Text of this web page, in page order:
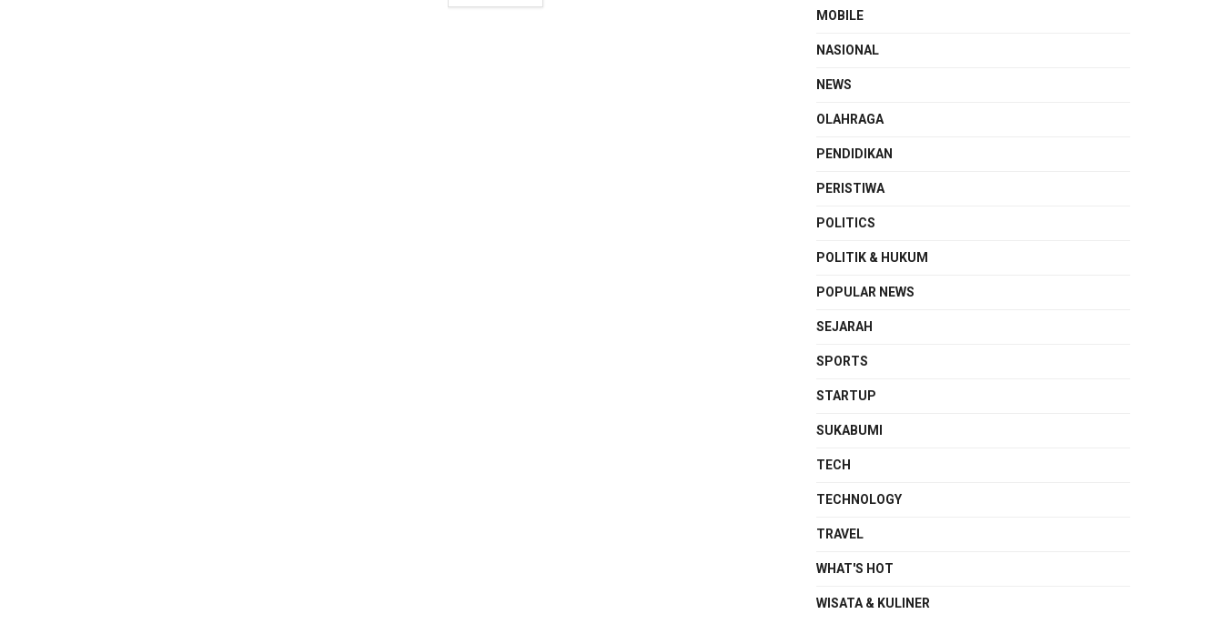
MOBILE
NASIONAL
NEWS
OLAHRAGA
PENDIDIKAN
PERISTIWA
POLITICS
POLITIK & HUKUM
POPULAR NEWS
SEJARAH
SPORTS
STARTUP
SUKABUMI
TECH
TECHNOLOGY
TRAVEL
WHAT'S HOT
WISATA & KULINER